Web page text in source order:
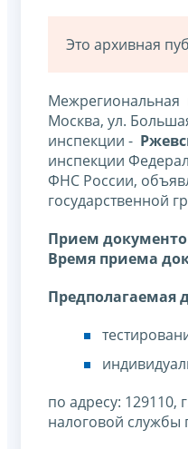
Это архивная
Межрегиональная
Москва, ул.
инспекции -
инспекции
ФНС России,
государственной
Прием
Время приема
Предполагаемая
по адресу:
налоговой